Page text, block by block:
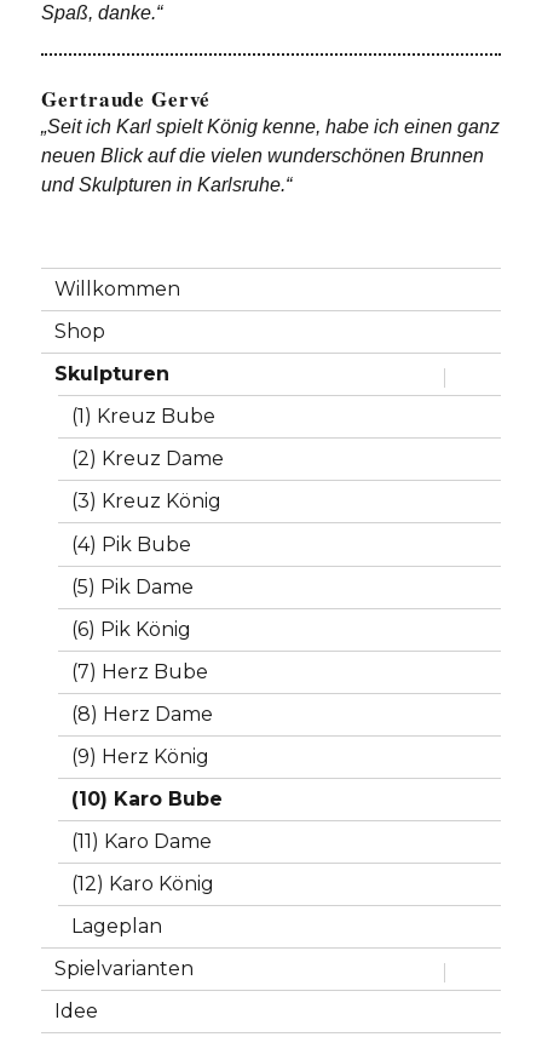
Spaß, danke.“
Gertraude Gervé
„Seit ich Karl spielt König kenne, habe ich einen ganz
neuen Blick auf die vielen wunderschönen Brunnen
und Skulpturen in Karlsruhe.“
Willkommen
Shop
Skulpturen
(1) Kreuz Bube
(2) Kreuz Dame
(3) Kreuz König
(4) Pik Bube
(5) Pik Dame
(6) Pik König
(7) Herz Bube
(8) Herz Dame
(9) Herz König
(10) Karo Bube
(11) Karo Dame
(12) Karo König
Lageplan
Spielvarianten
Idee